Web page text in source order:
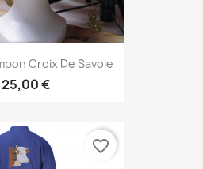
Croix De Savoie
25,00 €
favorite_border